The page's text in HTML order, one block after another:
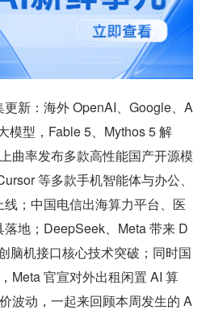
新：海外 OpenAI、Google、A
模型，Fable 5、Mythos 5 解
曲率发布多款高性能国产开源模
等多款手机智能体与办公、
；中国电信出海算力平台、医
地；DeepSeek、Meta 带来 D
脑机接口核心技术突破；同时国
Meta 官宣对外出租闲置 AI 算
波动，一起来回顾本周发生的 A